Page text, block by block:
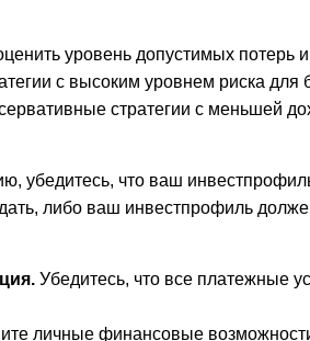
уровень допустимых потерь
с высоким уровнем риска для
стратегии с меньшей
убедитесь, что ваш
либо ваш инвестпрофиль
Убедитесь, что все платежные
личные финансовые